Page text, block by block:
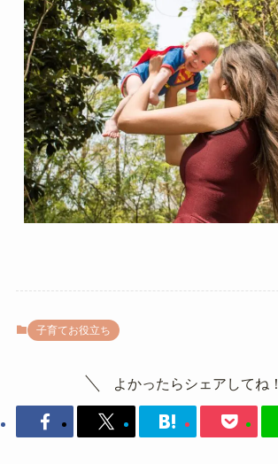
子育てお役立ち
よかったらシェアしてね！